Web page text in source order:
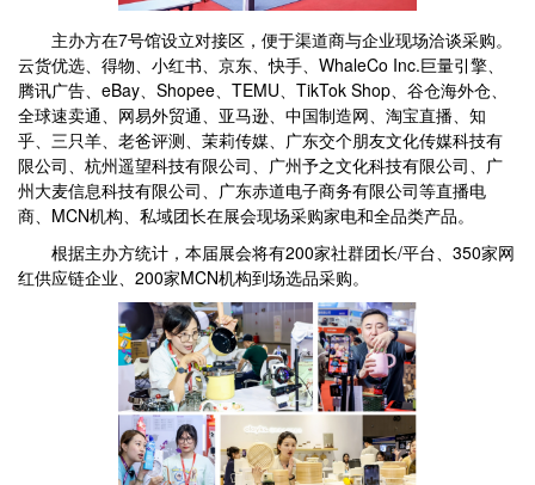
主办方在7号馆设立对接区，便于渠道商与企业现场洽谈采购。
云货优选、得物、小红书、京东、快手、WhaleCo Inc.巨量引擎、
腾讯广告、eBay、Shopee、TEMU、TikTok Shop、谷仓海外仓、
全球速卖通、网易外贸通、亚马逊、中国制造网、淘宝直播、知
乎、三只羊、老爸评测、茉莉传媒、广东交个朋友文化传媒科技有
限公司、杭州遥望科技有限公司、广州予之文化科技有限公司、广
州大麦信息科技有限公司、广东赤道电子商务有限公司等直播电
商、MCN机构、私域团长在展会现场采购家电和全品类产品。
根据主办方统计，本届展会将有200家社群团长/平台、350家网
红供应链企业、200家MCN机构到场选品采购。